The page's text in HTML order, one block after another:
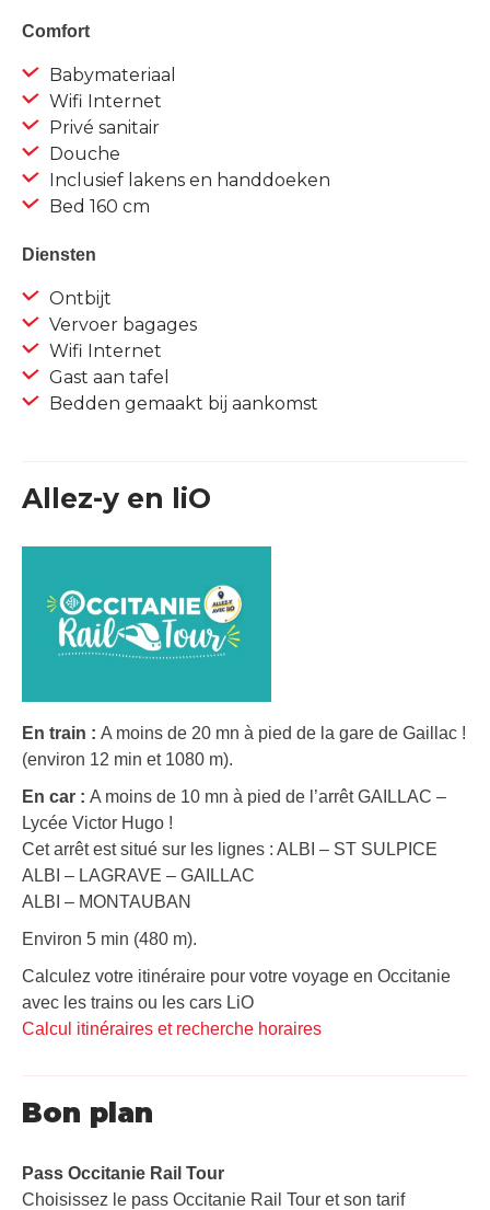
Comfort
Babymateriaal
Wifi Internet
Privé sanitair
Douche
Inclusief lakens en handdoeken
Bed 160 cm
Diensten
Ontbijt
Vervoer bagages
Wifi Internet
Gast aan tafel
Bedden gemaakt bij aankomst
Allez-y en liO
En train : A moins de 20 mn à pied de la gare de Gaillac !
(environ 12 min et 1080 m).
En car : A moins de 10 mn à pied de l’arrêt GAILLAC –
Lycée Victor Hugo !
Cet arrêt est situé sur les lignes : ALBI – ST SULPICE
ALBI – LAGRAVE – GAILLAC
ALBI – MONTAUBAN
Environ 5 min (480 m).
Calculez votre itinéraire pour votre voyage en Occitanie
avec les trains ou les cars LiO
Calcul itinéraires et recherche horaires
Bon plan
Pass Occitanie Rail Tour​
Choisissez le pass Occitanie Rail Tour et son tarif